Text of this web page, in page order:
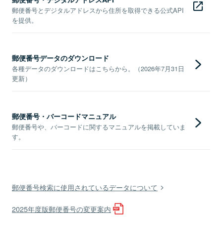
郵便番号とデジタルアドレスから住所を取得できる公式API
を提供。
郵便番号データのダウンロード
各種データのダウンロードはこちらから。（2026年7月31日
更新）
郵便番号・バーコードマニュアル
郵便番号や、バーコードに関するマニュアルを掲載していま
す。
郵便番号検索に使用されているデータについて
2025年度版郵便番号の変更案内